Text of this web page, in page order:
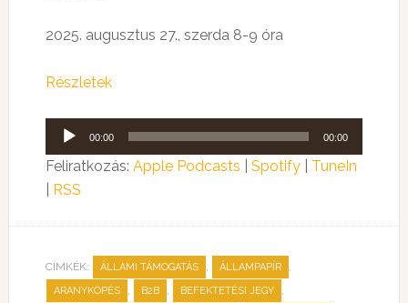
2025. augusztus 27., szerda 8-9 óra
Részletek
Audió
lejátszó
00:00 00:00
Feliratkozás: Apple Podcasts Spotify| TuneIn
RSS
CÍMKÉK: ÁLLAMI TÁMOGATÁS , ÁLLAMPAPÍR ,
ARANYKÖPÉS , B2B , BEFEKTETÉSI JEGY ,